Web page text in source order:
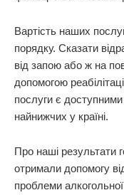
Вартість наших
порядку. Сказати
від запою або ж на
допомогою
послуги є
найнижчих у країні.
Про наші результати
отримали допомогу
проблеми